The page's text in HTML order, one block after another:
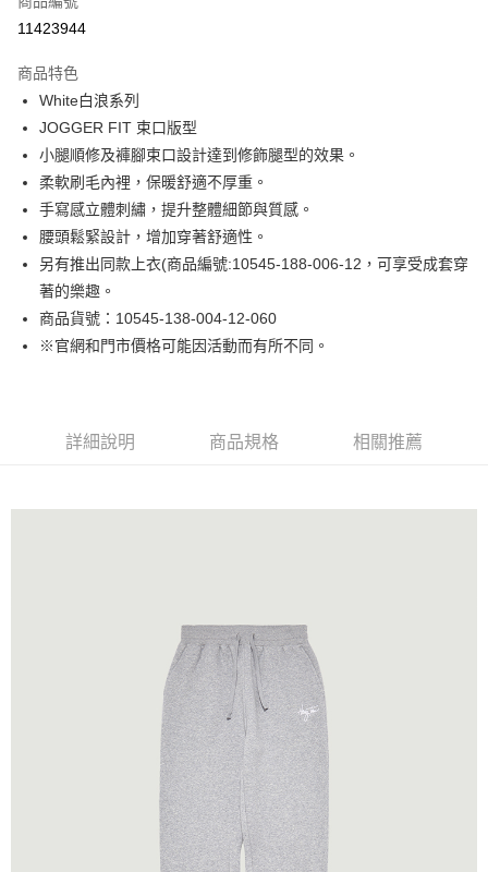
LINE Pay
街口支付
悠遊付
Google Pay
貨到付款
運送方式
免運費
宅配(本島)
宅配(離島)
11423944
商品特色
White白浪系列
JOGGER FIT 束口版型
小腿順修及褲腳束口設計達到修飾腿型的效果。
柔軟刷毛內裡，保暖舒適不厚重。
手寫感立體刺繡，提升整體細節與質感。
腰頭鬆緊設計，增加穿著舒適性。
另有推出同款上衣(商品編號:10545-188-006-12，可享受成套穿
著的樂趣。
商品貨號：10545-138-004-12-060
※官網和門市價格可能因活動而有所不同。
詳細說明 商品規格 相關推薦